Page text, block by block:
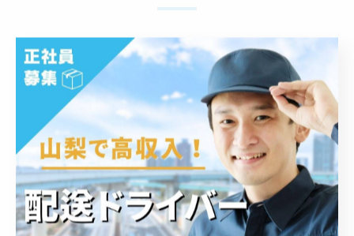
山中湖村で平日ドライバー求人が選ばれる理由
山梨県南都留郡山中湖村で平日ドライバー求人が注目さ
れる背景には、地域の生活リズムや観光業・流通業のニ
ーズが密接に関係しています。特に観光シーズン外の平
日は、地元住民向けの配送や定期便の需要が安定してい
るため、安定した仕事量が確保されやすいのが大きな魅
力です。